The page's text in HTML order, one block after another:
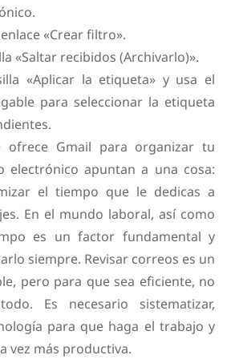
«Crear filtro».
«Saltar recibidos (Archivarlo)».
«Aplicar la etiqueta» y usa el
para seleccionar la etiqueta
ofrece Gmail para organizar tu
electrónico apuntan a una cosa:
el tiempo que le dedicas a
En el mundo laboral, así como
es un factor fundamental y
siempre. Revisar correos es un
pero para que sea eficiente, no
Es necesario sistematizar,
para que haga el trabajo y
vez más productiva.